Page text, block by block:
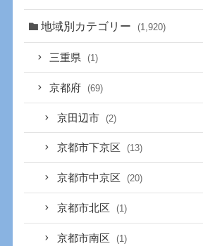
地域別カテゴリー (1,920)
三重県 (1)
京都府 (69)
京田辺市 (2)
京都市下京区 (13)
京都市中京区 (20)
京都市北区 (1)
京都市南区 (1)